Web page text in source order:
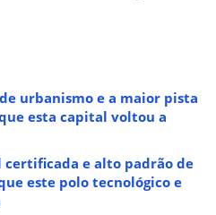
urbanismo e a maior pista
esta capital voltou a
e alto padrão de
este polo tecnológico e